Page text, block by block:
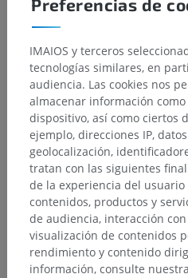
Preferencias de
IMAIOS y terceros
tecnologías similares, en
audiencia. Las cookies nos
almacenar información
dispositivo, así como ciertos
ejemplo, direcciones IP,
geolocalización,
tratan con las siguientes
de la experiencia del
contenidos, productos y
de audiencia, interacción
visualización de contenidos
rendimiento y contenido
información, consulte nuestra